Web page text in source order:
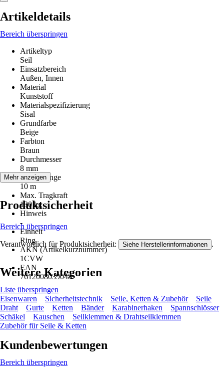
Artikeldetails
Bereich überspringen
Artikeltyp
Seil
Einsatzbereich
Außen, Innen
Material
Kunststoff
Materialspezifizierung
Sisal
Grundfarbe
Beige
Farbton
Braun
Durchmesser
8 mm
Gesamtlänge
10 m
Max. Tragkraft
130 kg
Hinweis
-
Einheit
Ring
AKN (Artikelkurznummer)
1CVW
EAN
7612008039048
Mehr anzeigen
Produktsicherheit
Bereich überspringen
Verantwortlich für Produktsicherheit: Siehe Herstellerinformationen .
Weitere Kategorien
Liste überspringen
Eisenwaren
Sicherheitstechnik Seile, Ketten & Zubehör
Seile
Draht
Gurte Ketten Bänder Karabinerhaken
Spannschlösser
Schäkel
Kauschen
Seilklemmen & Drahtseilklemmen
Zubehör für Seile & Ketten
Kundenbewertungen
Bereich überspringen